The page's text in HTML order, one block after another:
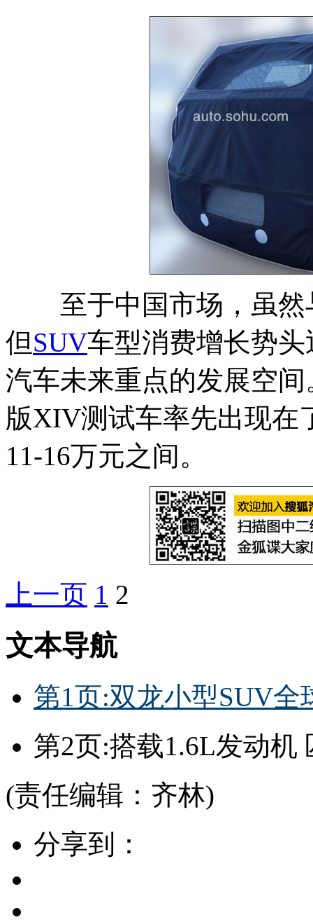
至于中国市场，虽然
但SUV车型消费增长势
汽车未来重点的发展空
版XIV测试车率先出现在
11-16万元之间。
上一页 1 2
文本导航
第1页:双龙小型SUV全
第2页:搭载1.6L发动机
(责任编辑：齐林)
分享到：